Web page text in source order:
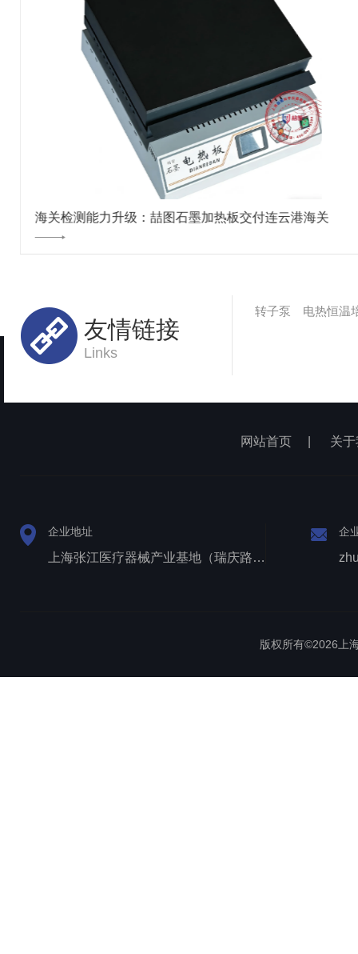
海关检测能力升级：喆图石墨加热板交付连云港海关
友情链接
Links
转子泵 电热恒温
网站首页 关
企业地址
上海张江医疗器械产业基地（瑞庆路528号）
企
版权所有©2026